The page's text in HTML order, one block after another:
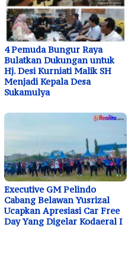
4 Pemuda Bungur Raya
Bulatkan Dukungan untuk
Hj. Desi Kurniati Malik SH
Menjadi Kepala Desa
Sukamulya
Executive GM Pelindo
Cabang Belawan Yusrizal
Ucapkan Apresiasi Car Free
Day Yang Digelar Kodaeral I